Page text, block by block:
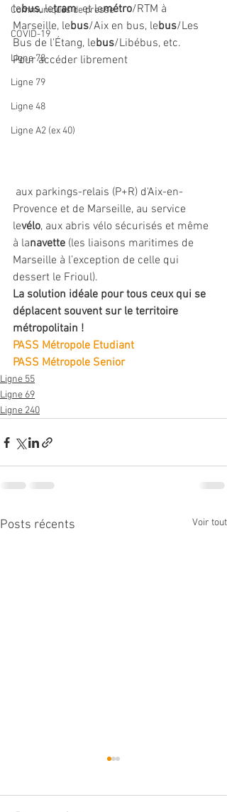
Communiqués de presse
COVID-19
Ligne 78
Ligne 79
Ligne 48
Ligne A2 (ex 40)
lebus, letram
  et le
métro/RTM à
Marseille, lebus/Aix en bus, lebus/Les
Bus de l'Étang, lebus/Libébus, etc.
Pour accéder librement
Provence et de Marseille, au service
levélo, aux abris vélo sécurisés et même
à lanavette (les liaisons maritimes de
Marseille à l’exception de celle qui
dessert le Frioul).
La solution idéale pour tous ceux qui se
déplacent souvent sur le territoire
métropolitain !
PASS Métropole Etudiant
PASS Métropole Senior
Ligne 55
Ligne 69
Ligne 240
Posts récents Voir tout